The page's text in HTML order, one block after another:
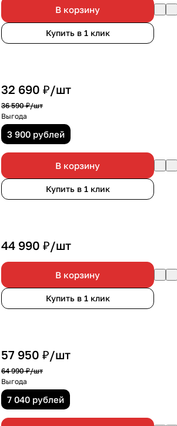
В корзину
Купить в 1 клик
32 690 ₽/шт
36 590 ₽/шт
Выгода
3 900 рублей
В корзину
Купить в 1 клик
44 990 ₽/шт
В корзину
Купить в 1 клик
57 950 ₽/шт
64 990 ₽/шт
Выгода
7 040 рублей